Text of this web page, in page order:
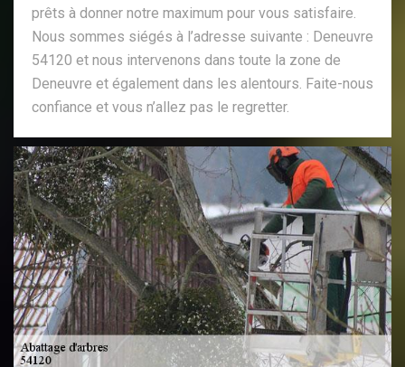
prêts à donner notre maximum pour vous satisfaire.
Nous sommes siégés à l’adresse suivante : Deneuvre
54120 et nous intervenons dans toute la zone de
Deneuvre et également dans les alentours. Faite-nous
confiance et vous n’allez pas le regretter.